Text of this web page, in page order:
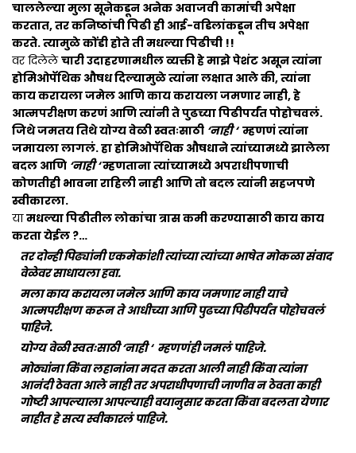
चाललेल्या मुला सूनेकडून अनेक अवाजवी कामांची अपेक्षा
करतात, तर कनिष्ठांची पिढी ही आई-वडिलांकडून तीच अपेक्षा
करते. त्यामुळे कोंडी होते ती मधल्या पिढीची !!
वर दिलेलेचारी उदाहरणामधील व्यक्ती हे माझे पेशंट असून त्यांना
होमिओपॅथिक औषध दिल्यामुळे त्यांना लक्षात आले की, त्यांना
काय करायला जमेल आणि काय करायला जमणार नाही, हे
आत्मपरीक्षण करणं आणि त्यांनी ते पुढच्या पिढीपर्यंत पोहोचवलं.
जिथे जमतय तिथे योग्य वेळी स्वतःसाठी ‘नाही ‘म्हणणं त्यांना
जमायला लागलं. हा होमिओपॅथिक औषधाने त्यांच्यामध्ये झालेला
बदल आणि ‘नाही ‘म्हणताना त्यांच्यामध्ये अपराधीपणाची
कोणतीही भावना राहिली नाही आणि तो बदल त्यांनी सहजपणे
स्वीकारला.
यामधल्या पिढीतील लोकांचा त्रास कमी करण्यासाठी काय काय
करता येईल ?…
तर दोन्ही पिढ्यांनी एकमेकांशी त्यांच्या त्यांच्या भाषेत मोकळा संवाद
वेळेवर साधायला हवा.
मला काय करायला जमेल आणि काय जमणार नाही याचे
आत्मपरीक्षण करून ते आधीच्या आणि पुढच्या पिढीपर्यंत पोहोचवलं
पाहिजे.
योग्य वेळी स्वतःसाठी ‘नाही ‘ म्हणणंही जमलं पाहिजे.
मोठ्यांना किंवा लहानांना मदत करता आली नाही किंवा त्यांना
आनंदी ठेवता आले नाही तर अपराधीपणाची जाणीव न ठेवता काही
गोष्टी आपल्याला आपल्याही वयानुसार करता किंवा बदलता येणार
नाहीत हे सत्य स्वीकारलं पाहिजे.